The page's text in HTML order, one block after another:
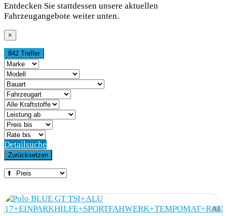
Entdecken Sie stattdessen unsere aktuellen
Fahrzeugangebote weiter unten.
×
842 Treffer
Detailsuche
Zurücksetzen